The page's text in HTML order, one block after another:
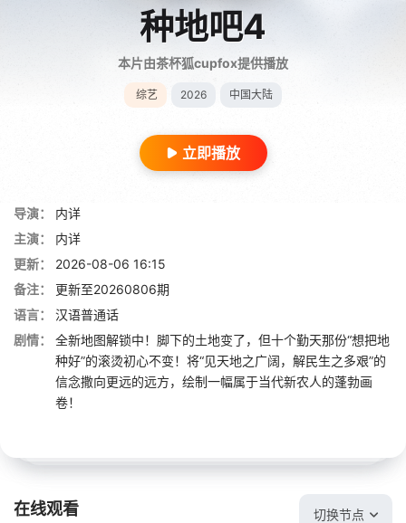
种地吧4
本片由茶杯狐cupfox提供播放
综艺 2026 中国大陆
立即播放
导演：
内详
主演：
内详
更新：
2026-08-06 16:15
备注：
更新至20260806期
语言：
汉语普通话
剧情：
全新地图解锁中！脚下的土地变了，但十个勤天那份“想把地
种好”的滚烫初心不变！将“见天地之广阔，解民生之多艰”的
信念撒向更远的远方，绘制一幅属于当代新农人的蓬勃画
卷！
在线观看 切换节点